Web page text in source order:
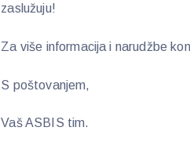
zaslužuju!
Za više informacija i narudžbe
S poštovanjem,
Vaš ASBIS tim.